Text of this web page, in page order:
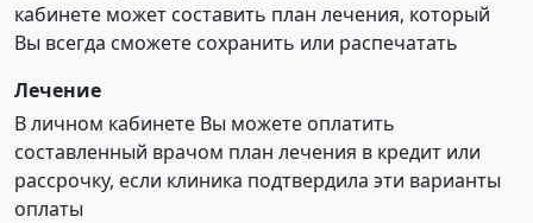
кабинете может составить план лечения, который
Вы всегда сможете сохранить или распечатать
Лечение
В личном кабинете Вы можете оплатить
составленный врачом план лечения в кредит или
рассрочку, если клиника подтвердила эти варианты
оплаты